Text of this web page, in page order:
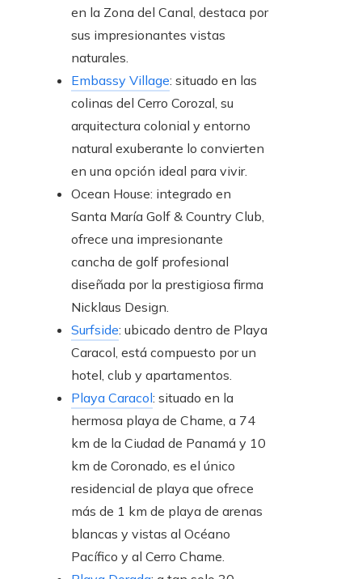
en la Zona del Canal, destaca por
sus impresionantes vistas
naturales.
Embassy Village: situado en las
colinas del Cerro Corozal, su
arquitectura colonial y entorno
natural exuberante lo convierten
en una opción ideal para vivir.
Ocean House: integrado en
Santa María Golf & Country Club,
ofrece una impresionante
cancha de golf profesional
diseñada por la prestigiosa firma
Nicklaus Design.
Surfside: ubicado dentro de Playa
Caracol, está compuesto por un
hotel, club y apartamentos.
Playa Caracol: situado en la
hermosa playa de Chame, a 74
km de la Ciudad de Panamá y 10
km de Coronado, es el único
residencial de playa que ofrece
más de 1 km de playa de arenas
blancas y vistas al Océano
Pacífico y al Cerro Chame.